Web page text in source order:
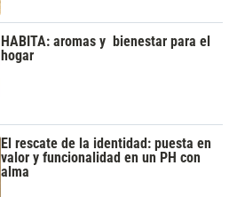
HABITA: aromas y bienestar para el
hogar
El rescate de la identidad: puesta en
valor y funcionalidad en un PH con
alma